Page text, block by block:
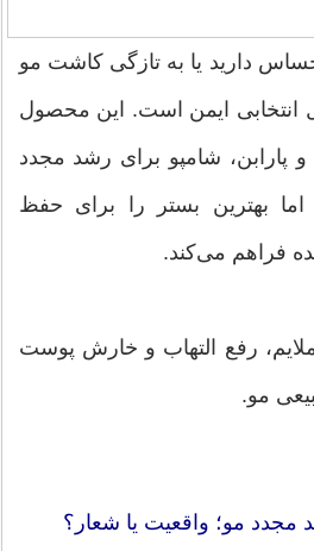
دارید یا به تازگی کاشت مو
انتخابی ایمن است. این محصول
پارابن، شامپو برای رشد مجدد
بهترین بستر را برای حفظ
فراهم می‌کند.
رفع التهاب و خارش پوست
مو.
مجدد مو؛ واقعیت یا شعار؟